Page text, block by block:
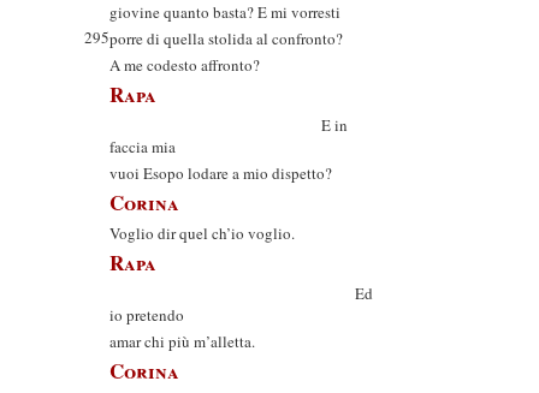
giovine quanto basta? E mi vorresti
295porre di quella stolida al confronto?
A me codesto affronto?
Rapa
E in
faccia mia
vuoi Esopo lodare a mio dispetto?
Corina
Voglio dir quel ch’io voglio.
Rapa
Ed
io pretendo
amar chi più m’alletta.
Corina